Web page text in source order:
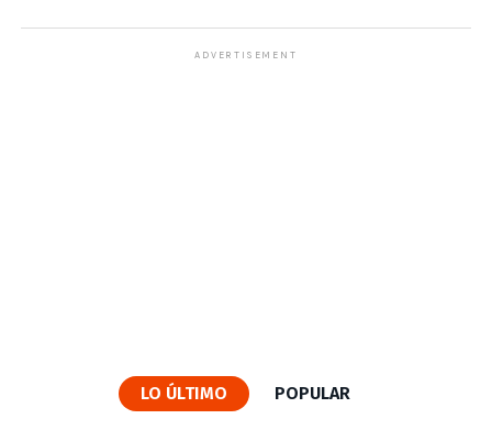
ADVERTISEMENT
LO ÚLTIMO POPULAR